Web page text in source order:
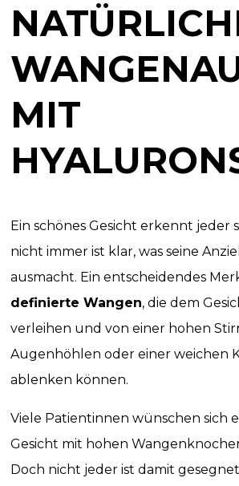
MIT
Ein schönes Gesicht erkennt jeder
nicht immer ist klar, was seine
ausmacht. Ein entscheidendes
definierte Wangen, die dem
verleihen und von einer hohen
Augenhöhlen oder einer weichen
ablenken können.
Viele Patientinnen wünschen sich
Gesicht mit hohen
Doch nicht jeder ist damit